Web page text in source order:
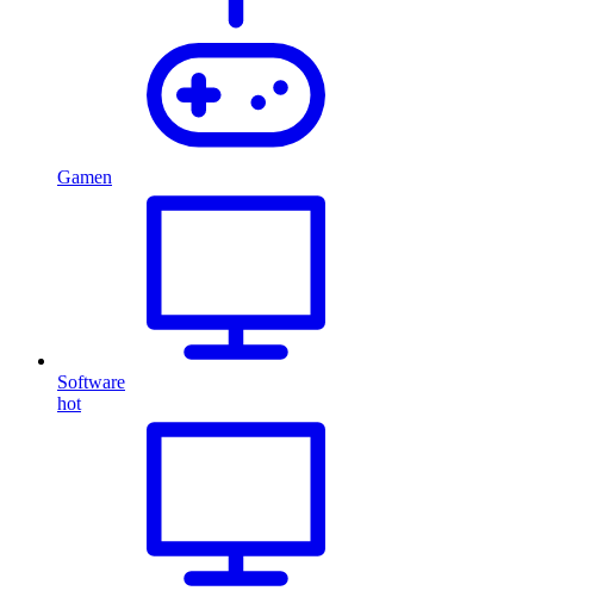
Gamen
Software
hot